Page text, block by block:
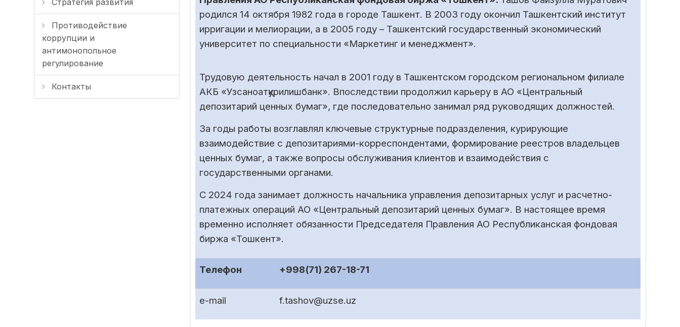
Стратегия развития
Противодействие
коррупции и
антимонопольное
регулирование
Контакты
родился 14 октября 1982 года в городе Ташкент. В 2003 году окончил Ташкентский институт
ирригации и мелиорации, а в 2005 году – Ташкентский государственный экономический
университет по специальности «Маркетинг и менеджмент».
Трудовую деятельность начал в 2001 году в Ташкентском городском региональном филиале
АКБ «Узсаноатқурилишбанк». Впоследствии продолжил карьеру в АО «Центральный
депозитарий ценных бумаг», где последовательно занимал ряд руководящих должностей.
За годы работы возглавлял ключевые структурные подразделения, курирующие
взаимодействие с депозитариями-корреспондентами, формирование реестров владельцев
ценных бумаг, а также вопросы обслуживания клиентов и взаимодействия с
государственными органами.
С 2024 года занимает должность начальника управления депозитарных услуг и расчетно-
платежных операций АО «Центральный депозитарий ценных бумаг». В настоящее время
временно исполняет обязанности Председателя Правления АО Республиканская фондовая
биржа «Тошкент».
Телефон +998(71) 267-18-71
e-mail f.tashov@uzse.uz